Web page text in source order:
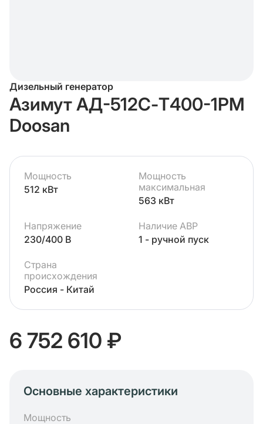
Дизельный генератор
Азимут АД-512С-Т400-1РМ
Doosan
Мощность
512 кВт
Мощность
максимальная
563 кВт
Напряжение
230/400 В
Наличие АВР
1 - ручной пуск
Страна
происхождения
Россия - Китай
6 752 610 ₽
Основные характеристики
Мощность